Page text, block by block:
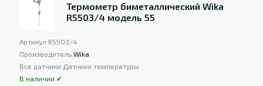
Термометр биметаллический Wika
R5503/4 модель 55
Артикул:R5503/4
Производитель:Wika
Все датчики: Датчики температуры
В наличии ✔